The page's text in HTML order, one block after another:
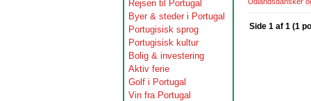
Rejsen til Portugal
Byer & steder i Portugal
Portugisisk sprog
Portugisisk kultur
Bolig & investering
Aktiv ferie
Golf i Portugal
Vin fra Portugal
Side 1 af 1 (1